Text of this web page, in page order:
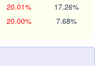
20.01% 17.26%
20.00% 7.68%